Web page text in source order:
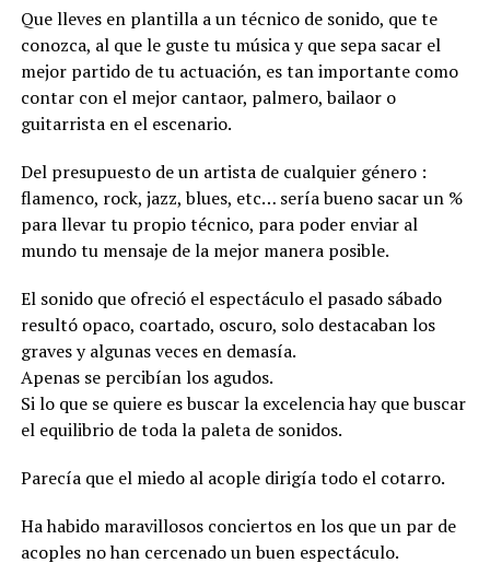
Que lleves en plantilla a un técnico de sonido, que te
conozca, al que le guste tu música y que sepa sacar el
mejor partido de tu actuación, es tan importante como
contar con el mejor cantaor, palmero, bailaor o
guitarrista en el escenario.
Del presupuesto de un artista de cualquier género :
flamenco, rock, jazz, blues, etc… sería bueno sacar un %
para llevar tu propio técnico, para poder enviar al
mundo tu mensaje de la mejor manera posible.
El sonido que ofreció el espectáculo el pasado sábado
resultó opaco, coartado, oscuro, solo destacaban los
graves y algunas veces en demasía.
Apenas se percibían los agudos.
Si lo que se quiere es buscar la excelencia hay que buscar
el equilibrio de toda la paleta de sonidos.
Parecía que el miedo al acople dirigía todo el cotarro.
Ha habido maravillosos conciertos en los que un par de
acoples no han cercenado un buen espectáculo.